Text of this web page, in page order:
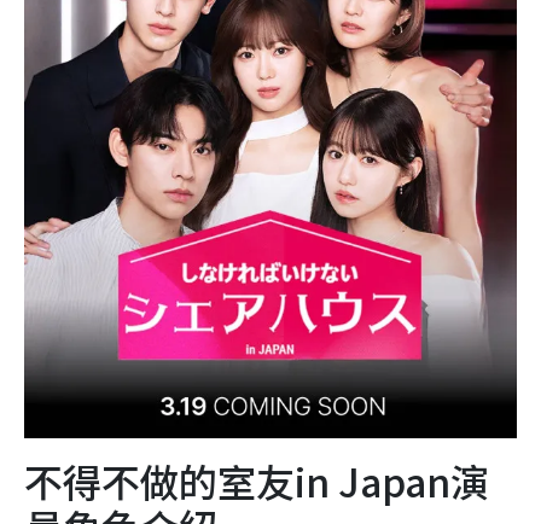
不得不做的室友in Japan演